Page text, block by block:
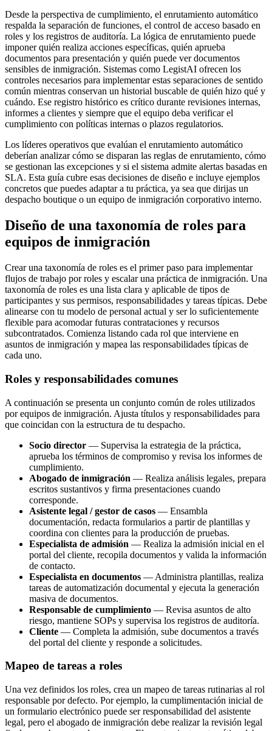
Desde la perspectiva de cumplimiento, el enrutamiento automático
respalda la separación de funciones, el control de acceso basado en
roles y los registros de auditoría. La lógica de enrutamiento puede
imponer quién realiza acciones específicas, quién aprueba
documentos para presentación y quién puede ver documentos
sensibles de inmigración. Sistemas como LegistAI ofrecen los
controles necesarios para implementar estas separaciones de sentido
común mientras conservan un historial buscable de quién hizo qué y
cuándo. Ese registro histórico es crítico durante revisiones internas,
informes a clientes y siempre que el equipo deba verificar el
cumplimiento con políticas internas o plazos regulatorios.
Los líderes operativos que evalúan el enrutamiento automático
deberían analizar cómo se disparan las reglas de enrutamiento, cómo
se gestionan las excepciones y si el sistema admite alertas basadas en
SLA. Esta guía cubre esas decisiones de diseño e incluye ejemplos
concretos que puedes adaptar a tu práctica, ya sea que dirijas un
despacho boutique o un equipo de inmigración corporativo interno.
Diseño de una taxonomía de roles para
equipos de inmigración
Crear una taxonomía de roles es el primer paso para implementar
flujos de trabajo por roles y escalar una práctica de inmigración. Una
taxonomía de roles es una lista clara y aplicable de tipos de
participantes y sus permisos, responsabilidades y tareas típicas. Debe
alinearse con tu modelo de personal actual y ser lo suficientemente
flexible para acomodar futuras contrataciones y recursos
subcontratados. Comienza listando cada rol que interviene en
asuntos de inmigración y mapea las responsabilidades típicas de
cada uno.
Roles y responsabilidades comunes
A continuación se presenta un conjunto común de roles utilizados
por equipos de inmigración. Ajusta títulos y responsabilidades para
que coincidan con la estructura de tu despacho.
Socio director — Supervisa la estrategia de la práctica,
aprueba los términos de compromiso y revisa los informes de
cumplimiento.
Abogado de inmigración — Realiza análisis legales, prepara
escritos sustantivos y firma presentaciones cuando
corresponde.
Asistente legal / gestor de casos — Ensambla
documentación, redacta formularios a partir de plantillas y
coordina con clientes para la producción de pruebas.
Especialista de admisión — Realiza la admisión inicial en el
portal del cliente, recopila documentos y valida la información
de contacto.
Especialista en documentos — Administra plantillas, realiza
tareas de automatización documental y ejecuta la generación
masiva de documentos.
Responsable de cumplimiento — Revisa asuntos de alto
riesgo, mantiene SOPs y supervisa los registros de auditoría.
Cliente — Completa la admisión, sube documentos a través
del portal del cliente y responde a solicitudes.
Mapeo de tareas a roles
Una vez definidos los roles, crea un mapeo de tareas rutinarias al rol
responsable por defecto. Por ejemplo, la cumplimentación inicial de
un formulario electrónico puede ser responsabilidad del asistente
legal, pero el abogado de inmigración debe realizar la revisión legal